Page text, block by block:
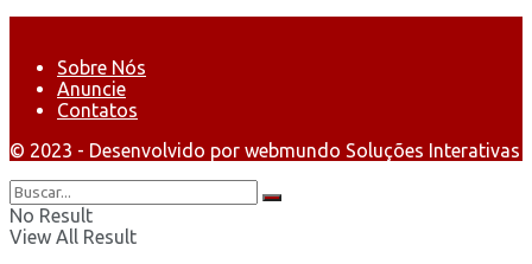
Sobre Nós
Anuncie
Contatos
© 2023 - Desenvolvido por webmundo Soluções Interativas
No Result
View All Result